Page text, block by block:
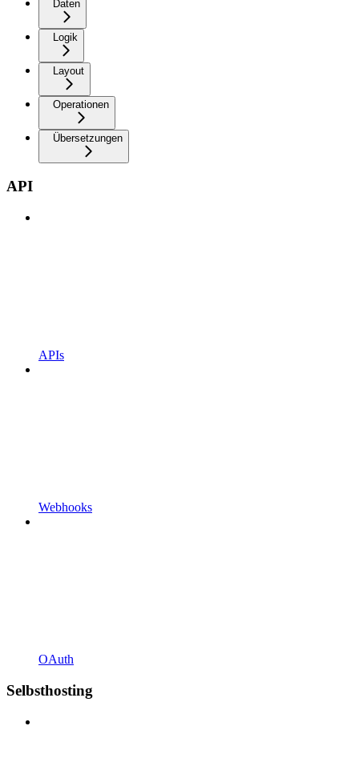
Daten
Logik
Layout
Operationen
Übersetzungen
API
APIs
Webhooks
OAuth
Selbsthosting